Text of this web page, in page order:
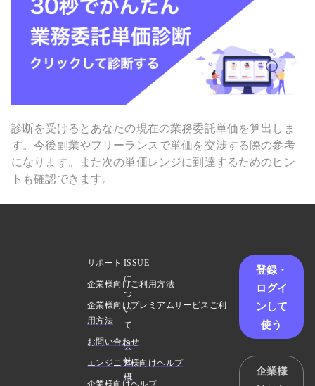
診断を受けるとあなたの現在の業務委託単価を算出しま
す。今後副業やフリーランスで単価を交渉する際の参考
になります。また次の単価レンジに到達するためのヒン
トも確認できます。
ISSUE
に
つ
い
て
会
社
概
サポート
企業様向けご利用方法
企業様向けプレミアムサービスご利
用方法
お問い合わせ
エンジニア様向けヘルプ
企業様向けヘルプ
登録・
ログイ
ンして
使う
企業様